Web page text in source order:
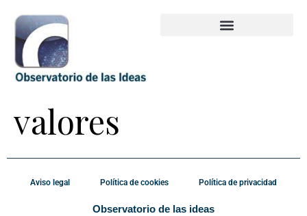
valores
Aviso legal Política de cookies Política de privacidad
Observatorio de las ideas